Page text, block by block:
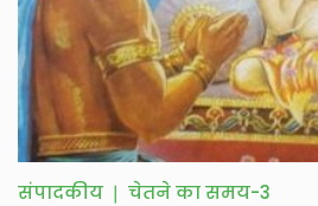
संपादकीय ❘ चेतने का समय-3